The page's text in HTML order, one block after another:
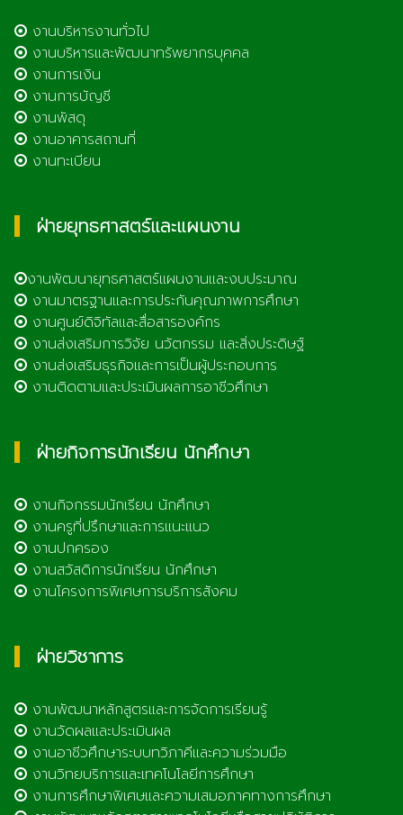
งานบริหารงานทั่วไป
งานบริหารและพัฒนาทรัพยากรบุคคล
งานการเงิน
งานการบัญชี
งานพัสดุ
งานอาคารสถานที่
งานทะเบียน
ฝ่ายยุทธศาสตร์และแผนงาน
งานพัฒนายุทธศาสตร์แผนงานและงบประมาณ
งานมาตรฐานและการประกันคุณภาพการศึกษา
งานศูนย์ดิจิทัลและสื่อสารองค์กร
งานส่งเสริมการวิจัย นวัตกรรม และสิ่งประดิษฐ์
งานส่งเสริมธุรกิจและการเป็นผู้ประกอบการ
งานติดตามและประเมินผลการอาชีวศึกษา
ฝ่ายกิจการนักเรียน นักศึกษา
งานกิจกรรมนักเรียน นักศึกษา
งานครูที่ปรึกษาและการแนะแนว
งานปกครอง
งานสวัสดิการนักเรียน นักศึกษา
งานโครงการพิเศษการบริการสังคม
ฝ่ายวิชาการ
งานพัฒนาหลักสูตรและการจัดการเรียนรู้
งานวัดผลและประเมินผล
งานอาชีวศึกษาระบบทวิภาคีและความร่วมมือ
งานวิทยบริการและเทคโนโลยีการศึกษา
งานการศึกษาพิเศษและความเสมอภาคทางการศึกษา